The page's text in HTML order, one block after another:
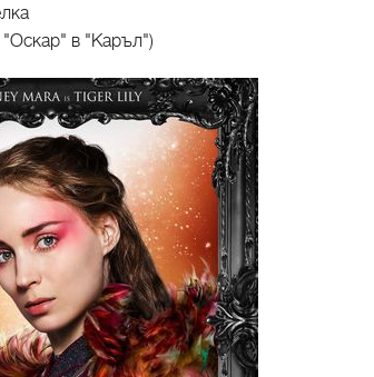
в "Каръл")